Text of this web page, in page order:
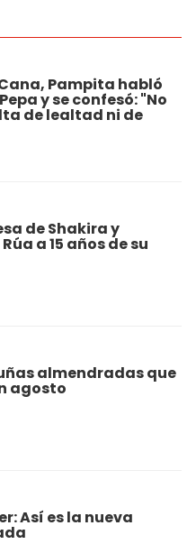
Pampita habló
y se confesó: "No
de lealtad ni de
de Shakira y
a 15 años de su
almendradas que
agosto
Así es la nueva